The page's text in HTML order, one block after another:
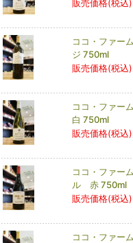
販売価格(税込)
ココ・ファー
ジ 750ml
販売価格(税込)
ココ・ファー
白 750ml
販売価格(税込)
ココ・ファー
ル 赤 750ml
販売価格(税込)
ココ・ファー